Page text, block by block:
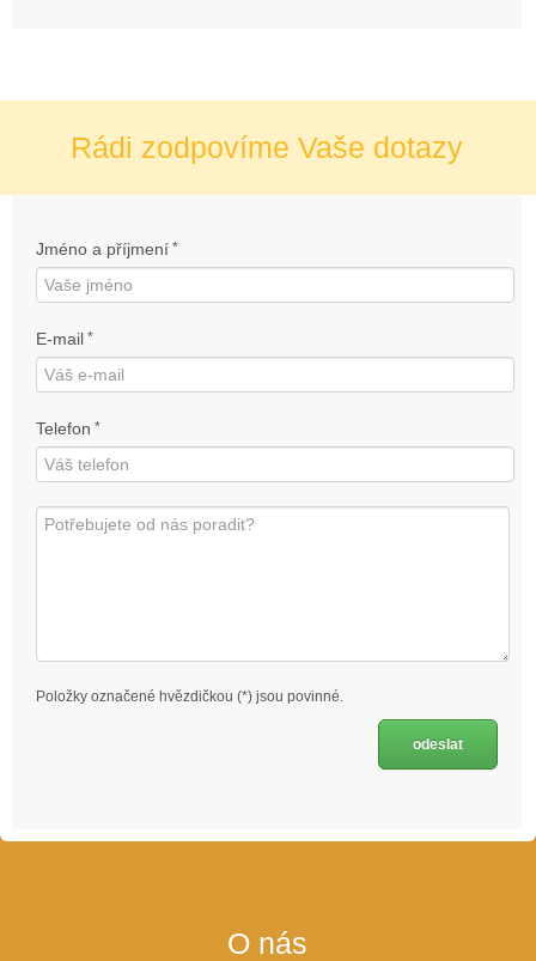
Rádi zodpovíme Vaše dotazy
Jméno a příjmení *
E-mail *
Telefon *
Položky označené hvězdičkou (*) jsou povinné.
O nás